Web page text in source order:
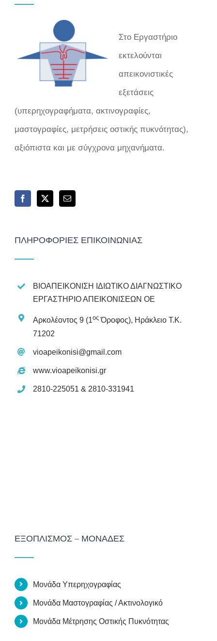
Στο Εργαστήριο
εκτελούνται
απεικονιστικές
εξετάσεις
(υπερηχογραφήματα, ακτινογραφίες,
μαστογραφίες, μετρήσεις οστικής πυκνότητας),
αξιόπιστα και με σύγχρονα μηχανήματα.
ΠΛΗΡΟΦΟΡΊΕΣ ΕΠΙΚΟΙΝΩΝΊΑΣ
ΒΙΟΑΠΕΙΚΟΝΙΣΗ ΙΔΙΩΤΙΚΟ ΔΙΑΓΝΩΣΤΙΚΟ
ΕΡΓΑΣΤΗΡΙΟ ΑΠΕΙΚΟΝΙΣΕΩΝ ΟΕ
Αρκολέοντος 9 (1ος Όροφος), Ηράκλειο Τ.Κ.
71202
vioapeikonisi@gmail.com
www.vioapeikonisi.gr
2810-225051 & 2810-331941
ΕΞΟΠΛΙΣΜΌΣ – ΜΟΝΆΔΕΣ
Μονάδα Υπερηχογραφίας
Μονάδα Μαστογραφίας / Ακτινολογικό
Μονάδα Μέτρησης Οστικής Πυκνότητας